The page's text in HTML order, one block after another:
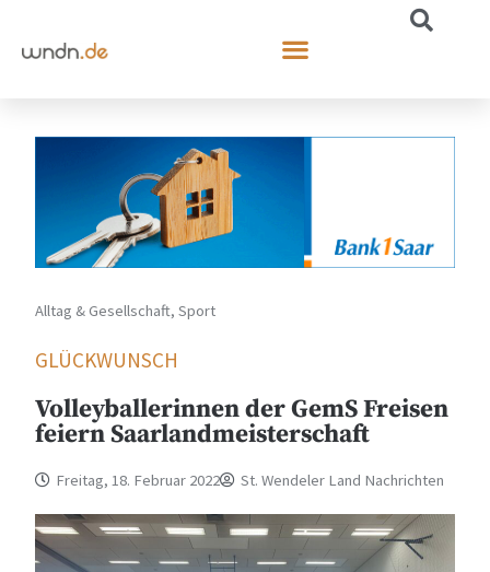
Alltag & Gesellschaft,Sport
GLÜCKWUNSCH
Volleyballerinnen der GemS Freisen
feiern Saarlandmeisterschaft
Freitag, 18. Februar 2022 St. Wendeler Land Nachrichten